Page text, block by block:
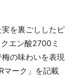
を裏ごししたピ
エン酸2700ミ
の味わいを表現
マーク」を記載